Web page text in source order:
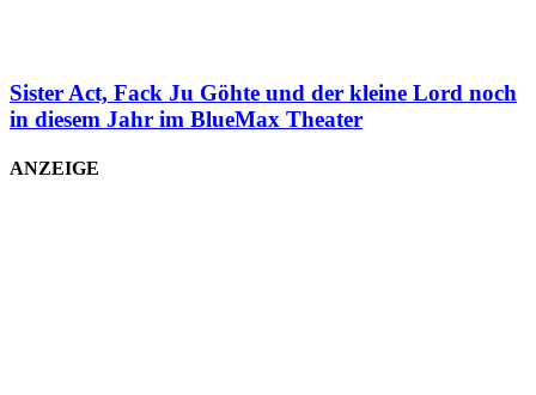
Sister Act, Fack Ju Göhte und der kleine Lord noch
in diesem Jahr im BlueMax Theater
ANZEIGE